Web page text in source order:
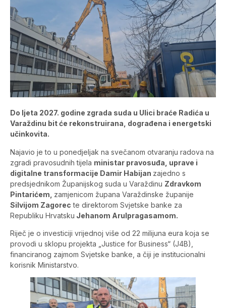
Do ljeta 2027. godine zgrada suda u Ulici braće Radića u
Varaždinu bit će rekonstruirana, dograđena i energetski
učinkovita.
Najavio je to u ponedjeljak na svečanom otvaranju radova na
zgradi pravosudnih tijela ministar pravosuđa, uprave i
digitalne transformacije Damir Habijan zajedno s
predsjednikom Županijskog suda u Varaždinu Zdravkom
Pintarićem, zamjenicom župana Varaždinske županije
Silvijom Zagorec te direktorom Svjetske banke za
Republiku Hrvatsku Jehanom Arulpragasamom.
Riječ je o investiciji vrijednoj više od 22 milijuna eura koja se
provodi u sklopu projekta „Justice for Business“ (J4B),
financiranog zajmom Svjetske banke, a čiji je institucionalni
korisnik Ministarstvo.